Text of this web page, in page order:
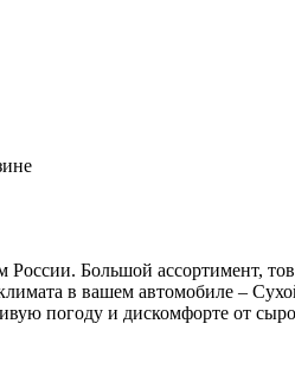
Большой ассортимент,
в вашем автомобиле –
погоду и дискомфорте от